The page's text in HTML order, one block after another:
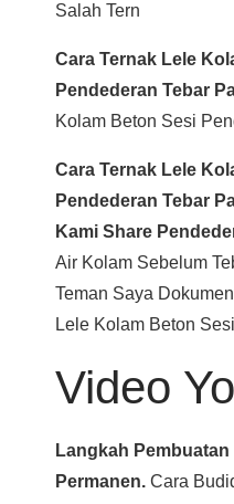
Salah Tern
Cara Ternak Lele
Pendederan Tebar
Kolam Beton Sesi
Cara Ternak Lele
Pendederan Tebar
Kami Share
Air Kolam Sebelum
Teman Saya
Lele Kolam Beton Sesi
Video
Langkah
Permanen. Cara